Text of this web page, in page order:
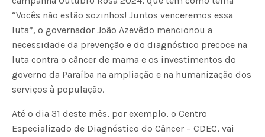
“Vocês não estão sozinhos! Juntos venceremos essa
luta”, o governador João Azevêdo mencionou a
necessidade da prevenção e do diagnóstico precoce na
luta contra o câncer de mama e os investimentos do
governo da Paraíba na ampliação e na humanização dos
serviços à população.
Até o dia 31 deste mês, por exemplo, o Centro
Especializado de Diagnóstico do Câncer – CDEC, vai